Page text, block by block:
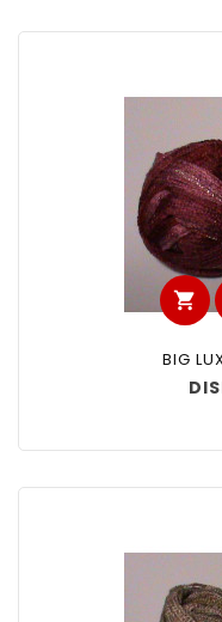
shopping_cart
BIG